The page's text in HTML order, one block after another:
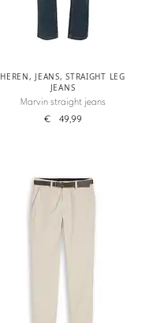
HEREN, JEANS,STRAIGHT LEG
JEANS
Marvin straight jeans
€ 49,99